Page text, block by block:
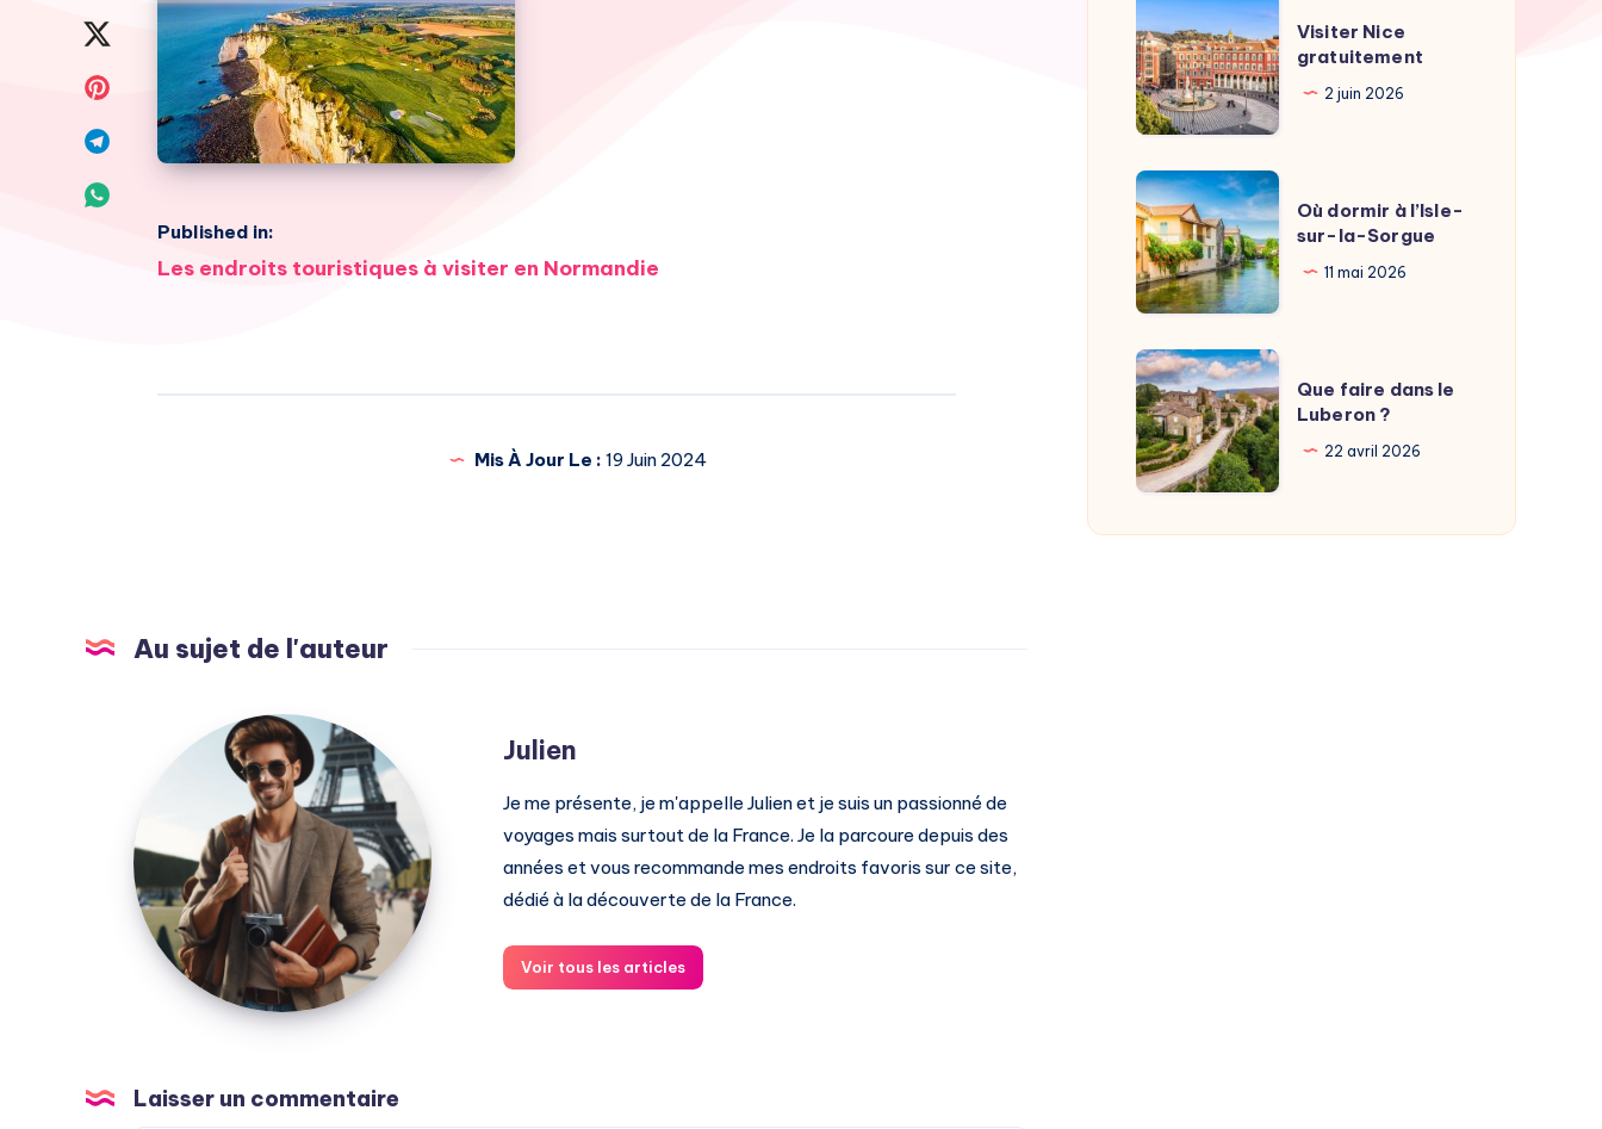
Facebook
Share
Twitter
Pinterest
Share
Telegram
Published in:
Navigation
Les endroits touristiques à visiter en Normandie
Mis À Jour Le : 19 Juin 2024
Au sujet de l'auteur
Julien
Julien
Je me présente, je m'appelle Julien et je suis un passionné de
voyages mais surtout de la France. Je la parcoure depuis des
années et vous recommande mes endroits favoris sur ce site,
dédié à la découverte de la France.
Voir tous les articles
Laisser un commentaire
Visiter
Nice
gratuitement
Visiter Nice
gratuitement
2 juin 2026
Où
dormir
à
l’Isle-
sur-
la-
Sorgue
Où dormir à l’Isle-
sur-la-Sorgue
11 mai 2026
Que
faire
dans
le
Luberon
?
Que faire dans le
Luberon ?
22 avril 2026